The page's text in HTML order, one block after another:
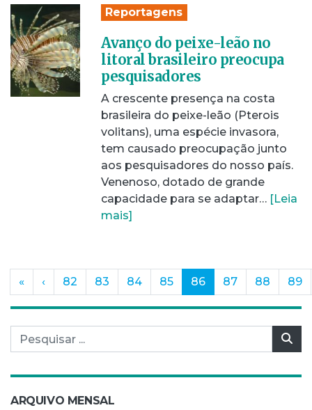
Reportagens
Avanço do peixe-leão no
litoral brasileiro preocupa
pesquisadores
A crescente presença na costa
brasileira do peixe-leão (Pterois
volitans), uma espécie invasora,
tem causado preocupação junto
aos pesquisadores do nosso país.
Venenoso, dotado de grande
capacidade para se adaptar… [Leia
mais]
« ‹ 82 83 84 85 86(current)
87 88 89
Pesquisar por:
ARQUIVO MENSAL